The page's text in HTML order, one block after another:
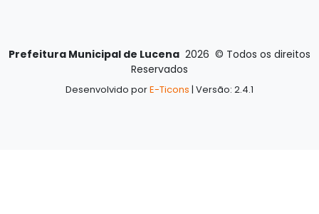
Prefeitura Municipal de Lucena 2026 © Todos os direitos
Reservados
Desenvolvido porE-Ticons | Versão: 2.4.1